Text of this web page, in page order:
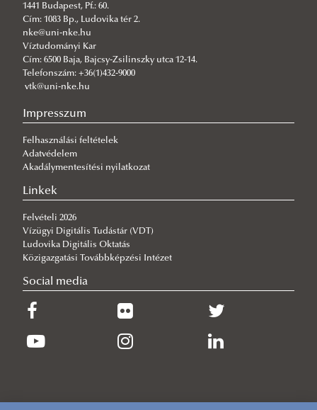
2026/07/23
Növekszik a téradatok szerepe – geodéták találkozója a VTK-n
Kárpát-medencei Környezettudományi Konferencia – a legújabb
kutatási eredmények és szakmai együttműködések jegyében
Közel 2600 új hallgató kezdheti meg tanulmányait az Év Egyeteme-
2026/07/21
VTK-s elismerések az egyetemi tanévzárón
2026/07/14
Sikerrel rendezték meg a Környezettudományi Terepgyakorlatot
2026/07/13
Sikerrel zárult a jubileumi 20. ERB Konferencia Baján
1441 Budapest, Pf.: 60.
Cím: 1083 Bp., Ludovika tér 2.
nke@uni-nke.hu
Víztudományi Kar
Cím: 6500 Baja, Bajcsy-Zsilinszky utca 12-14.
Telefonszám: +36(1)432-9000
vtk@uni-nke.hu
Impresszum
Felhasználási feltételek
Adatvédelem
Akadálymentesítési nyilatkozat
Linkek
Felvételi 2026
Vízügyi Digitális Tudástár (VDT)
Ludovika Digitális Oktatás
Közigazgatási Továbbképzési Intézet
Social media